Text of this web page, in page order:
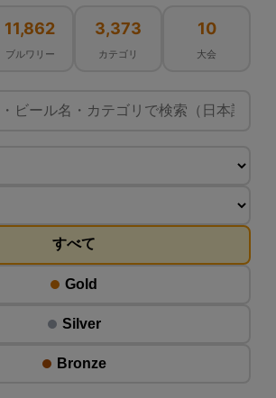
11,862
ブルワリー
3,373
カテゴリ
10
大会
すべて
Gold
Silver
Bronze